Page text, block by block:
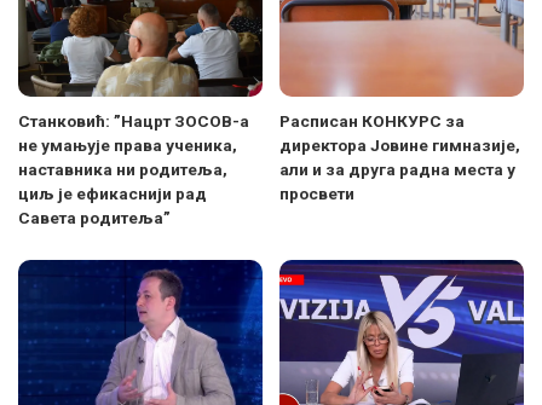
Станковић: ”Нацрт ЗОСОВ-а
не умањује права ученика,
наставника ни родитеља,
циљ је ефикаснији рад
Савета родитеља”
Расписан КОНКУРС за
директора Јовине гимназије,
али и за друга радна места у
просвети